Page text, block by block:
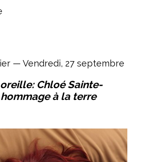
— Vendredi, 27 septembre
Chloé Sainte-
à la terre